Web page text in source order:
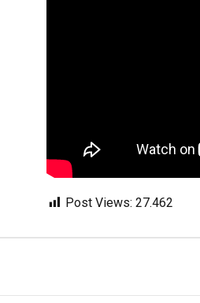
Post Views: 27.462